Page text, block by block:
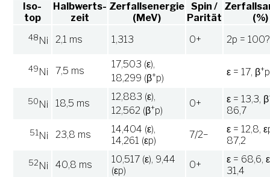
Iso-
top
Halbwerts-
zeit
Zerfallsenergie
(MeV)
Spin /
Parität
(%)
48 Ni 2,1 ms 1,313 0+ 2p = 100?
49 Ni 7,5 ms
17,503 (ε),
18,299 (β+p)
ε = 17, β+
50 Ni 18,5 ms
12,883 (ε),
12,562 (β+p)
0+ ε = 13,3, β
86,7
51 Ni 23,8 ms
14,404 (ε),
14,261 (εp)
7/2−
ε = 12,8,
87,2
52 Ni 40,8 ms
10,517 (ε), 9,44
(εp)
0+
ε = 68,6,
31,4